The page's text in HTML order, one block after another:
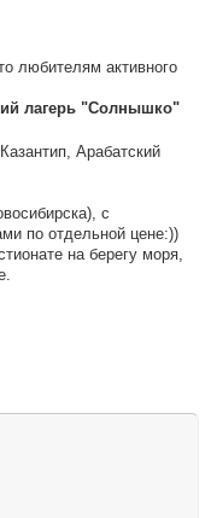
любителям активного
лагерь "Солнышко"
Арабатский
с
по отдельной цене:))
на берегу моря,